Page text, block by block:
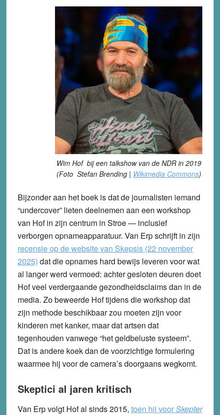
Wim Hof bij een talkshow van de NDR in 2019
(Foto Stefan Brending | Wikimedia Commons)
Bijzonder aan het boek is dat de journalisten iemand
“undercover” lieten deelnemen aan een workshop
van Hof in zijn centrum in Stroe — inclusief
verborgen opnameapparatuur. Van Erp schrijft in zijn
recensie op de website van Skepsis (22 november
2025) dat die opnames hard bewijs leveren voor wat
al langer werd vermoed: achter gesloten deuren doet
Hof veel verdergaande gezondheidsclaims dan in de
media. Zo beweerde Hof tijdens die workshop dat
zijn methode beschikbaar zou moeten zijn voor
kinderen met kanker, maar dat artsen dat
tegenhouden vanwege “het geldbeluste systeem”.
Dat is andere koek dan de voorzichtige formulering
waarmee hij voor de camera’s doorgaans wegkomt.
Skeptici al jaren kritisch
Van Erp volgt Hof al sinds 2015, toen hij voorSkepter